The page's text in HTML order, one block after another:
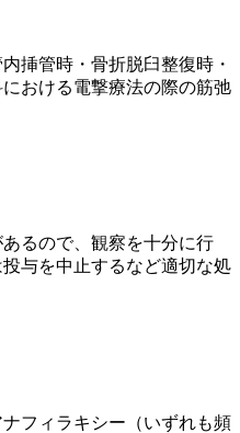
挿管時・骨折脱臼整復時・
おける電撃療法の際の筋弛
るので、観察を十分に行
与を中止するなど適切な処
フィラキシー（いずれも頻